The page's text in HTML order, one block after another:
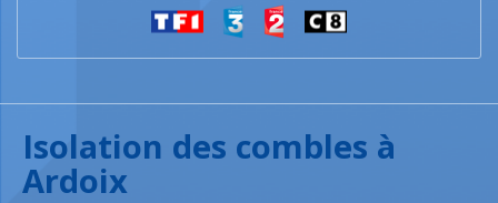
Isolation des combles à
Ardoix